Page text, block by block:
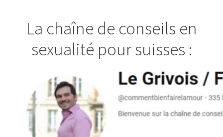
La chaîne de conseils en
sexualité pour suisses :